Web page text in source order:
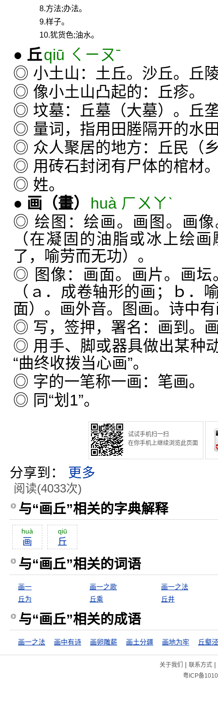
8.方法;办法。
9.样子。
10.犹货色;油水。
● 丘qiū ㄑㄧㄡˉ
◎ 小土山：土丘。沙丘。丘
◎ 像小土山凸起的：丘疹。
◎ 坟墓：丘墓（大墓）。丘
◎ 量词，指用田塍隔开的水
◎ 众人聚居的地方：丘民（
◎ 用砖石封闭有尸体的棺材
◎ 姓。
● 画 （畫）
huà ㄏㄨㄚˋ
◎ 绘图：绘画。画图。画
（在凝固的油脂或冰上绘
了，喻劳而无功）。
◎ 图像：画面。画片。画坛
（ａ．成卷轴形的画；ｂ．
面）。画外音。图画。诗中
◎ 写，签押，署名：画到。
◎ 用手、脚或器具做出某种
“曲终收拨当心画”。
◎ 字的一笔称一画：笔画。
◎ 同“划1”。
试试手机扫一扫
在你手机上继续浏览此页面
分享到： 更多
阅读(4033次)
与“画丘”相关的字典解释
huà
画
qiū
丘
与“画丘”相关的词语
画一 画一之歌
画一之法
丘为
丘乘 丘井
与“画丘”相关的成语
画一之法 画中有诗 画卵雕薪 画土分疆 画地为牢 丘壑
关于我们 | 联系方式|
粤ICP备